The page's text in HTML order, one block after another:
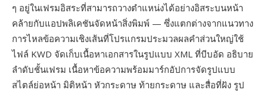
ๆ อยู่ในเฟรมอิสระที่สามารถวางตำแหน่งได้อย่างอิสระบนหน้า
คล้ายกับแอปพลิเคชันจัดหน้าสิ่งพิมพ์ — ซึ่งแตกต่างจากแนวทาง
การไหลข้อความเชิงเส้นที่โปรแกรมประมวลผลคำส่วนใหญ่ใช้
ไฟล์ KWD จัดเก็บเนื้อหาเอกสารในรูปแบบ XML ที่บีบอัด อธิบาย
ลำดับชั้นเฟรม เนื้อหาข้อความพร้อมมาร์กอัปการจัดรูปแบบ
สไตล์ย่อหน้า มิติหน้า หัวกระดาษ ท้ายกระดาษ และสื่อที่ฝัง รูป